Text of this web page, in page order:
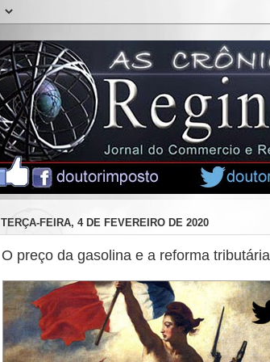
TERÇA-FEIRA, 4 DE FEVEREIRO DE 2020
O preço da gasolina e a reforma tributária